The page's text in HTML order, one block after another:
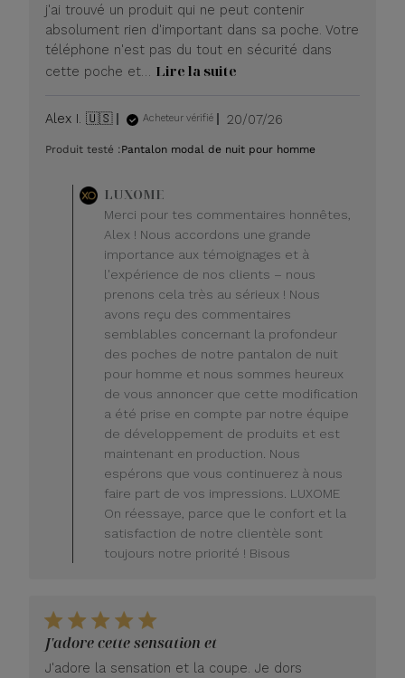
j'ai trouvé un produit qui ne peut contenir
absolument rien d'important dans sa poche. Votre
téléphone n'est pas du tout en sécurité dans
cette poche et… Lire la suite
Alex I. 🇺🇸 Acheteur vérifié
Date
publication
20/07/26
Produit testé :Pantalon modal de nuit pour homme
du
propriétaire
du
magasin
sur
l'avis
de
LUXOME
lundi
20
juillet
2026
LUXOME
Merci pour tes commentaires honnêtes,
Alex ! Nous accordons une grande
importance aux témoignages et à
l'expérience de nos clients – nous
prenons cela très au sérieux ! Nous
avons reçu des commentaires
semblables concernant la profondeur
des poches de notre pantalon de nuit
pour homme et nous sommes heureux
de vous annoncer que cette modification
a été prise en compte par notre équipe
de développement de produits et est
maintenant en production. Nous
espérons que vous continuerez à nous
faire part de vos impressions. LUXOME
On réessaye, parce que le confort et la
satisfaction de notre clientèle sont
toujours notre priorité ! Bisous
J'adore cette sensation et
J'adore la sensation et la coupe. Je dors